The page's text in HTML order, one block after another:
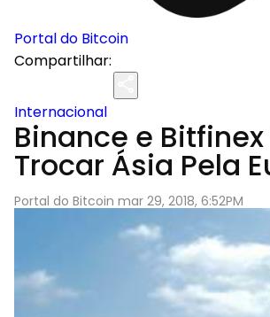
Portal do Bitcoin
Compartilhar:
Internacional
Binance e
Trocar Ásia Pela
Portal do Bitcoin mar 29, 2018, 6:52PM